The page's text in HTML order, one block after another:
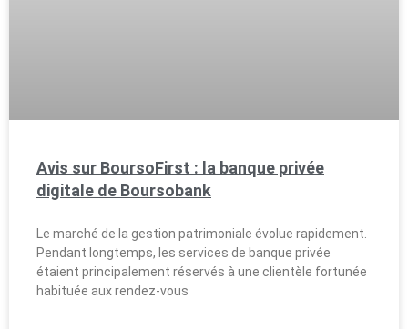
Avis sur BoursoFirst : la banque privée
digitale de Boursobank
Le marché de la gestion patrimoniale évolue rapidement.
Pendant longtemps, les services de banque privée
étaient principalement réservés à une clientèle fortunée
habituée aux rendez-vous